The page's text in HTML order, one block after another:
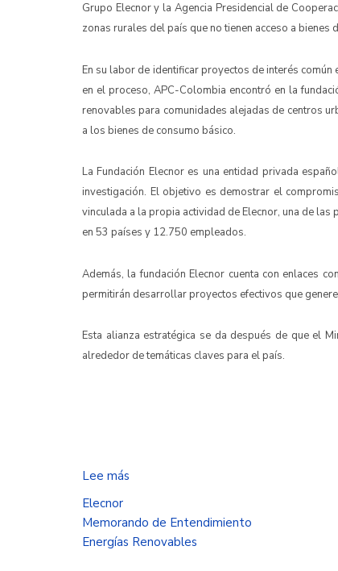
Grupo Elecnor y la Agencia Presidencial de
zonas rurales del país que no tienen acceso a bienes
En su labor de identificar proyectos de interés
en el proceso, APC-Colombia encontró en la
renovables para comunidades alejadas de centros
a los bienes de consumo básico.
La Fundación Elecnor es una entidad privada
investigación. El objetivo es demostrar el
vinculada a la propia actividad de Elecnor, una de
en 53 países y 12.750 empleados.
Además, la fundación Elecnor cuenta con enlaces
permitirán desarrollar proyectos efectivos que
Esta alianza estratégica se da después de que el
alrededor de temáticas claves para el país.
Lee más
brechas
de
Elecnor
Memorando de Entendimiento
Energías Renovables